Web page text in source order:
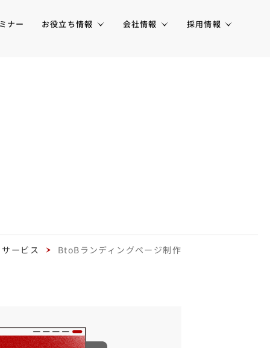
ナー お役立ち情報 会社情報 採用情報
サービス BtoBランディングページ制作